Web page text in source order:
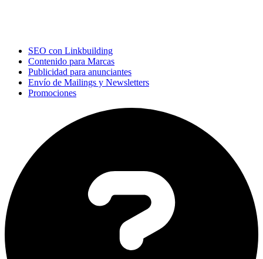
SEO con Linkbuilding
Contenido para Marcas
Publicidad para anunciantes
Envío de Mailings y Newsletters
Promociones